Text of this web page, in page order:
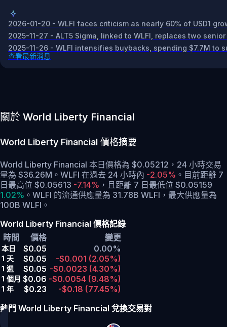
2026-01-20 - WLFI faces criticism as nearly 60% of USD1
2025-11-27 - ALT5 Sigma, linked to WLFI, replaces two
2025-11-26 - WLFI intensifies buybacks, spending $7.7M
查看最新消息
關於 World Liberty Financial
World Liberty Financial 價格摘要
World Liberty Financial 本日價格為 $0.05212，24 小時交易
量為 $36.26M。WLFI 在過去 24 小時內 -2.05% 。 目前距離 7
日最高位 $0.05613 -7.14% ， 且距離 7 日最低位 $0.05159
1.02% 。 WLFI 的流通供應量為 31.78B WLFI，最大供應量為
100B WLFI。
World Liberty Financial 價格記錄
時間
價格 變更
本日 $0.05 0.00%
1 天 $0.05 -$0.001 (2.05%)
1 週 $0.05 -$0.0023 (4.30%)
1 個月 $0.06 -$0.0054 (9.48%)
1 年 $0.23 -$0.18 (77.45%)
熱門 World Liberty Financial 兌換交易對